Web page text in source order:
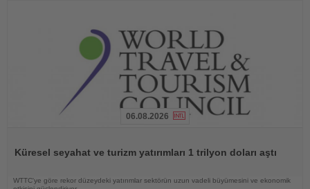
06.08.2026
Küresel seyahat ve turizm yatırımları 1 trilyon doları aştı
WTTC'ye göre rekor düzeydeki yatırımlar sektörün uzun vadeli büyümesini ve ekonomik